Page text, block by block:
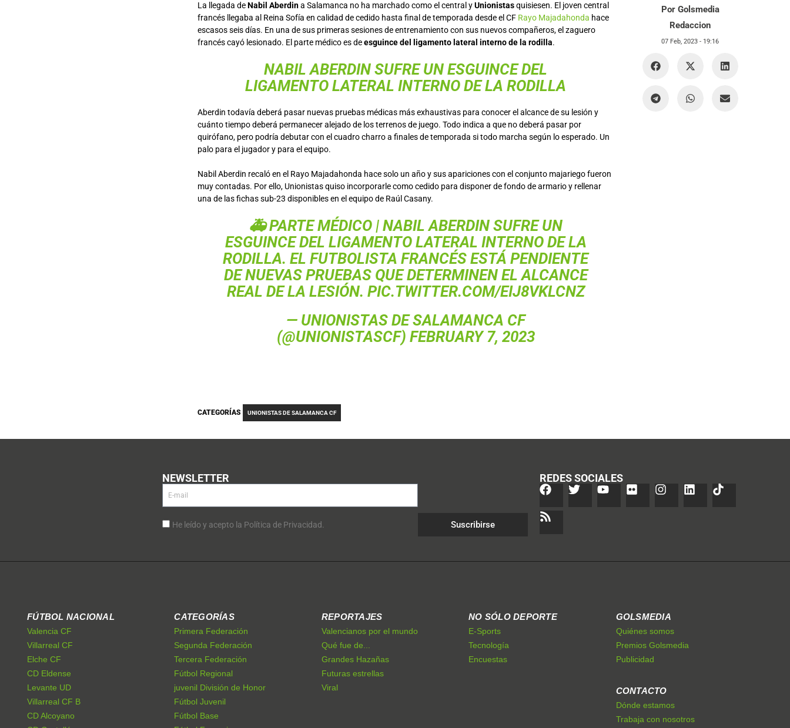
La llegada deNabil Aberdina Salamanca no ha marchado como el central yUnionistasquisiesen. El joven central
francés llegaba al Reina Sofía en calidad de cedido hasta final de temporada desde el CF Rayo Majadahonda hace
escasos seis días. En una de sus primeras sesiones de entrenamiento con sus nuevos compañeros, el zaguero
francés cayó lesionado. El parte médico es deesguince del ligamento lateral interno de la rodilla.
NABIL ABERDIN SUFRE UN ESGUINCE DEL
LIGAMENTO LATERAL INTERNO DE LA RODILLA
Aberdin todavía deberá pasar nuevas pruebas médicas más exhaustivas para conocer el alcance de su lesión y
cuánto tiempo deberá permanecer alejado de los terrenos de juego. Todo indica a que no deberá pasar por
quirófano, pero podría debutar con el cuadro charro a finales de temporada si todo marcha según lo esperado. Un
palo para el jugador y para el equipo.
Nabil Aberdin recaló en el Rayo Majadahonda hace solo un año y sus apariciones con el conjunto majariego fueron
muy contadas. Por ello, Unionistas quiso incorporarle como cedido para disponer de fondo de armario y rellenar
una de las fichas sub-23 disponibles en el equipo de Raúl Casany.
🚑 PARTE MÉDICO | NABIL ABERDIN SUFRE UN
ESGUINCE DEL LIGAMENTO LATERAL INTERNO DE LA
RODILLA. EL FUTBOLISTA FRANCÉS ESTÁ PENDIENTE
DE NUEVAS PRUEBAS QUE DETERMINEN EL ALCANCE
REAL DE LA LESIÓN. PIC.TWITTER.COM/EIJ8VKLCNZ
— UNIONISTAS DE SALAMANCA CF
(@UNIONISTASCF) FEBRUARY 7, 2023
Por Golsmedia
Redaccion
07 Feb, 2023 - 19:16
CATEGORÍAS UNIONISTAS DE SALAMANCA CF
NEWSLETTER
He leído y acepto la Política de Privacidad. Suscribirse
REDES SOCIALES
FÚTBOL NACIONAL
Valencia CF
Villarreal CF
Elche CF
CD Eldense
Levante UD
Villarreal CF B
CD Alcoyano
CATEGORÍAS
Primera Federación
Segunda Federación
Tercera Federación
Fútbol Regional
juvenil División de Honor
Fútbol Juvenil
Fútbol Base
REPORTAJES
Valencianos por el mundo
Qué fue de...
Grandes Hazañas
Futuras estrellas
Viral
NO SÓLO DEPORTE
E-Sports
Tecnología
Encuestas
GOLSMEDIA
Quiénes somos
Premios Golsmedia
Publicidad
CONTACTO
Dónde estamos
Trabaja con nosotros